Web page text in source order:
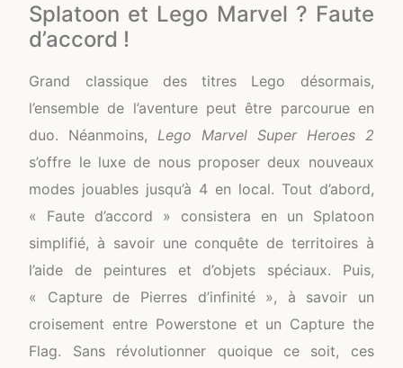
Splatoon et Lego Marvel ? Faute
d’accord !
Grand classique des titres Lego désormais,
l’ensemble de l’aventure peut être parcourue en
duo. Néanmoins,Lego Marvel Super Heroes 2
s’offre le luxe de nous proposer deux nouveaux
modes jouables jusqu’à 4 en local. Tout d’abord,
« Faute d’accord » consistera en un Splatoon
simplifié, à savoir une conquête de territoires à
l’aide de peintures et d’objets spéciaux. Puis,
« Capture de Pierres d’infinité », à savoir un
croisement entre Powerstone et un Capture the
Flag. Sans révolutionner quoique ce soit, ces